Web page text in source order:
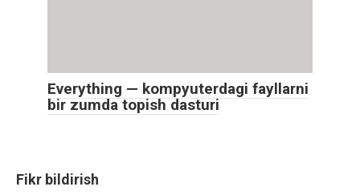
Everything — kompyuterdagi fayllarni
bir zumda topish dasturi
Fikr bildirish